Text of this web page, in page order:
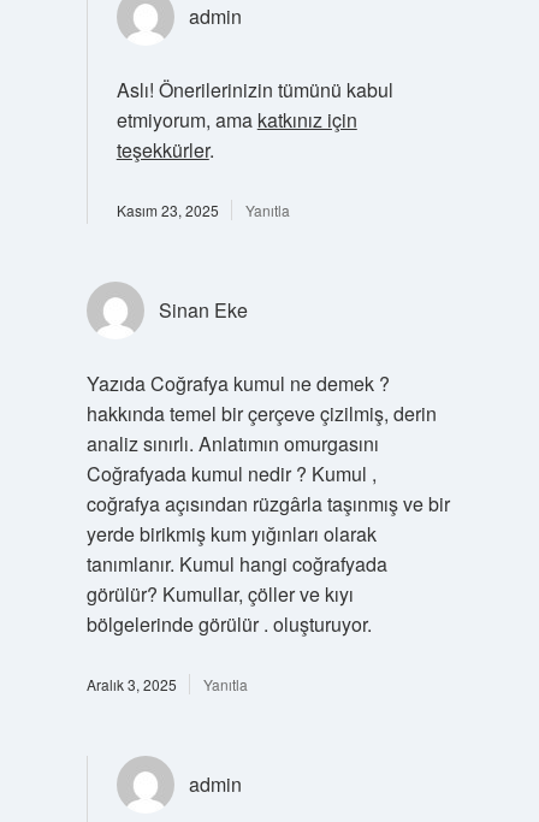
admin
Aslı! Önerilerinizin tümünü kabul
etmiyorum, ama katkınız için
teşekkürler.
Kasım 23, 2025 Yanıtla
Sinan Eke
Yazıda Coğrafya kumul ne demek ?
hakkında temel bir çerçeve çizilmiş, derin
analiz sınırlı. Anlatımın omurgasını
Coğrafyada kumul nedir ? Kumul ,
coğrafya açısından rüzgârla taşınmış ve bir
yerde birikmiş kum yığınları olarak
tanımlanır. Kumul hangi coğrafyada
görülür? Kumullar, çöller ve kıyı
bölgelerinde görülür . oluşturuyor.
Aralık 3, 2025 Yanıtla
admin